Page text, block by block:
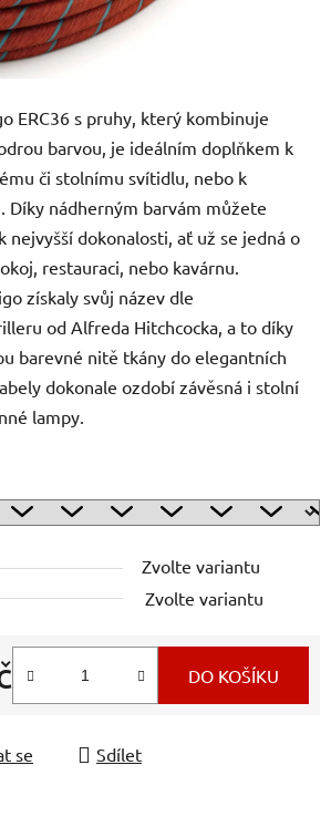
ERC36 s pruhy, který kombinuje
barvou, je ideálním doplňkem k
či stolnímu svítidlu, nebo k
Díky nádherným barvám můžete
nejvyšší dokonalosti, ať už se jedná o
restauraci, nebo kavárnu.
získaly svůj název dle
od Alfreda Hitchcocka, a to díky
barevné nitě tkány do elegantních
dokonale ozdobí závěsná i stolní
lampy.
Zvolte variantu
Zvolte variantu
DO KOŠÍKU
se Sdílet